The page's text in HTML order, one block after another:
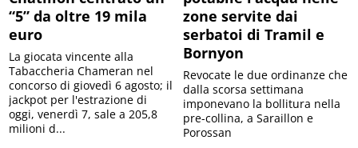
“5” da oltre 19 mila
euro
La giocata vincente alla
Tabaccheria Chameran nel
concorso di giovedì 6 agosto; il
jackpot per l'estrazione di
oggi, venerdì 7, sale a 205,8
milioni d...
zone servite dai
serbatoi di Tramil e
Bornyon
Revocate le due ordinanze che
dalla scorsa settimana
imponevano la bollitura nella
pre-collina, a Saraillon e
Porossan